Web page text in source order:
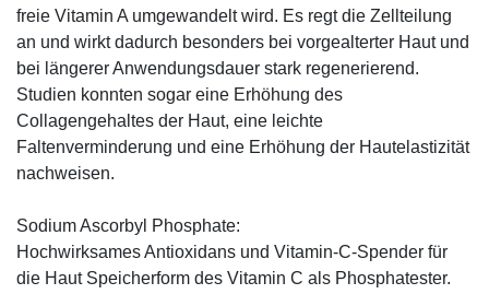
freie Vitamin A umgewandelt wird. Es regt die Zellteilung
an und wirkt dadurch besonders bei vorgealterter Haut und
bei längerer Anwendungsdauer stark regenerierend.
Studien konnten sogar eine Erhöhung des
Collagengehaltes der Haut, eine leichte
Faltenverminderung und eine Erhöhung der Hautelastizität
nachweisen.
Sodium Ascorbyl Phosphate:
Hochwirksames Antioxidans und Vitamin-C-Spender für
die Haut Speicherform des Vitamin C als Phosphatester.